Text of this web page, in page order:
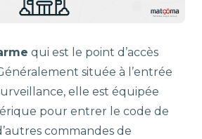
qui est le point d’accès
située à l’entrée
elle est équipée
pour entrer le code de
commandes de